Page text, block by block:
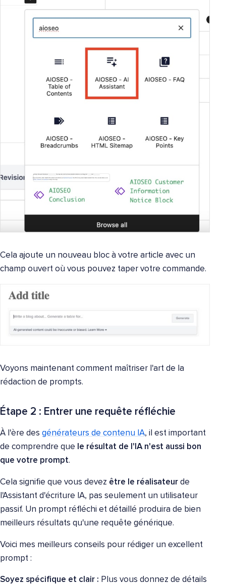
Cela ajoute un nouveau bloc à votre article avec un
champ ouvert où vous pouvez taper votre commande.
Voyons maintenant comment maîtriser l'art de la
rédaction de prompts.
Étape 2 : Entrer une requête réfléchie
À l'ère des générateurs de contenu IA, il est important
de comprendre que le résultat de l'IA n'est aussi bon
que votre prompt.
Cela signifie que vous devez être le réalisateur de
l'Assistant d'écriture IA, pas seulement un utilisateur
passif. Un prompt réfléchi et détaillé produira de bien
meilleurs résultats qu'une requête générique.
Voici mes meilleurs conseils pour rédiger un excellent
prompt :
Soyez spécifique et clair : Plus vous donnez de détails